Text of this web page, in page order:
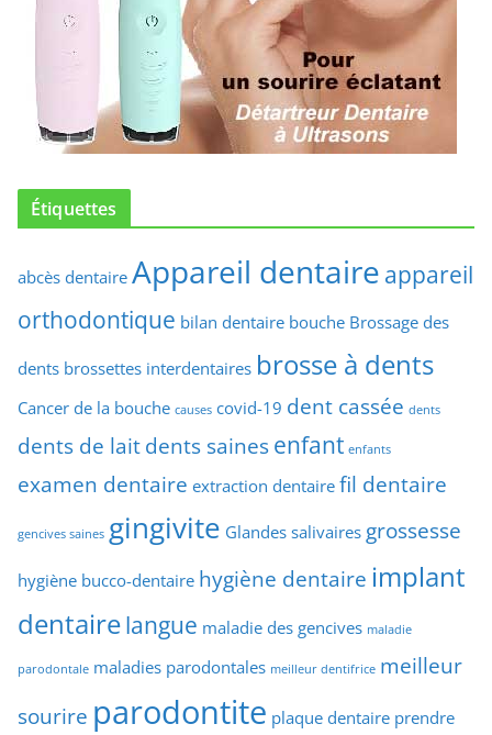
Étiquettes
abcès dentaire Appareil dentaire appareil
orthodontique bilan dentaire bouche Brossage des
dents brossettes interdentaires brosse à dents
Cancer de la bouche causes covid-19 dent cassée dents
dents de lait dents saines enfant enfants
examen dentaire extraction dentaire fil dentaire
gencives saines gingivite Glandes salivaires grossesse
hygiène bucco-dentaire hygiène dentaire implant
dentairelangue maladie des gencives maladie
parodontale maladies parodontales meilleur dentifrice meilleur
sourire parodontite plaque dentaire prendre